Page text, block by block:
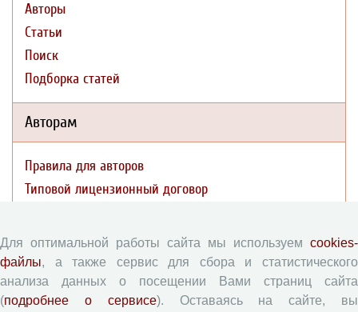
Авторы
Статьи
Поиск
Подборка статей
Авторам
Правила для авторов
Типовой лицензионный договор
Авторские права
Приватность
Рецензентам
Для оптимальной работы сайта мы используем cookies-
файлы, а также сервис для сбора и статистического
анализа данных о посещении Вами страниц сайта
(подробнее о сервисе). Оставаясь на сайте, вы